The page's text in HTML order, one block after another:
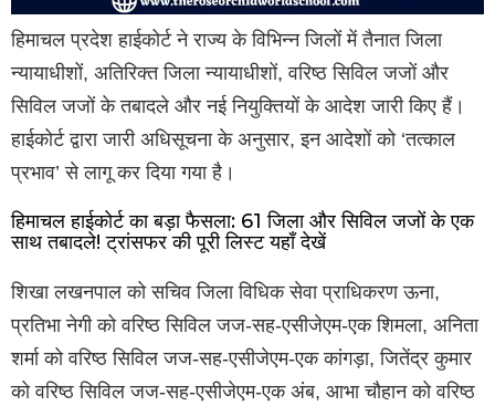
हिमाचल प्रदेश हाईकोर्ट ने राज्य के विभिन्न जिलों में तैनात जिला
न्यायाधीशों, अतिरिक्त जिला न्यायाधीशों, वरिष्ठ सिविल जजों और
सिविल जजों के तबादले और नई नियुक्तियों के आदेश जारी किए हैं।
हाईकोर्ट द्वारा जारी अधिसूचना के अनुसार, इन आदेशों को ‘तत्काल
प्रभाव’ से लागू कर दिया गया है।
हिमाचल हाईकोर्ट का बड़ा फैसला: 61 जिला और सिविल जजों के एक
साथ तबादले! ट्रांसफर की पूरी लिस्ट यहाँ देखें
शिखा लखनपाल को सचिव जिला विधिक सेवा प्राधिकरण ऊना,
प्रतिभा नेगी को वरिष्ठ सिविल जज-सह-एसीजेएम-एक शिमला, अनिता
शर्मा को वरिष्ठ सिविल जज-सह-एसीजेएम-एक कांगड़ा, जितेंद्र कुमार
को वरिष्ठ सिविल जज-सह-एसीजेएम-एक अंब, आभा चौहान को वरिष्ठ